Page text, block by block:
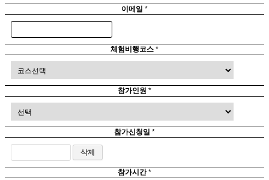
이메일 *
체험비행코스 *
참가인원 *
참가신청일 *
참가시간*